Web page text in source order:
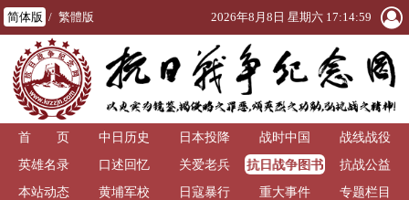
简体版 / 繁體版 2026年8月8日 星期六 17:15:01
首 页 中日历史 日本投降 战时中国
战线战役
英雄名录
口述回忆 关爱老兵
抗日战争图书
馆
抗战公益
本站动态
黄埔军校 日寇暴行 重大事件
专题栏目